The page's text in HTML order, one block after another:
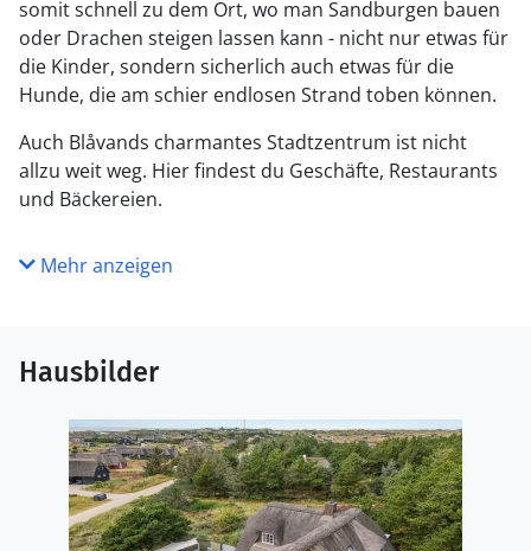
somit schnell zu dem Ort, wo man Sandburgen bauen
oder Drachen steigen lassen kann - nicht nur etwas für
die Kinder, sondern sicherlich auch etwas für die
Hunde, die am schier endlosen Strand toben können.
Auch Blåvands charmantes Stadtzentrum ist nicht
allzu weit weg. Hier findest du Geschäfte, Restaurants
und Bäckereien.
Mehr anzeigen
Hausbilder